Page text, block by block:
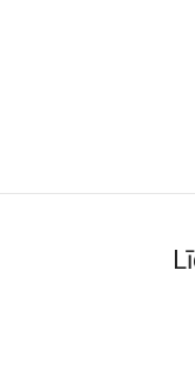
dinozaurs, valis,